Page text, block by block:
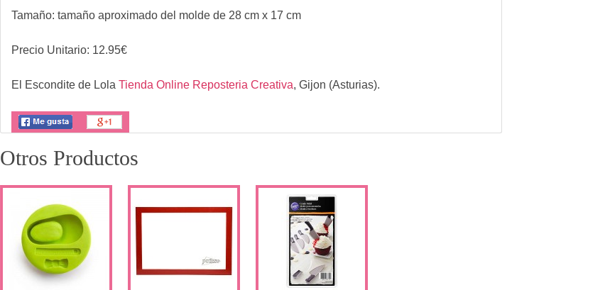
Tamaño: tamaño aproximado del molde de 28 cm x 17 cm
Precio Unitario: 12.95€
El Escondite de Lola Tienda Online Reposteria Creativa, Gijon (Asturias).
Otros Productos